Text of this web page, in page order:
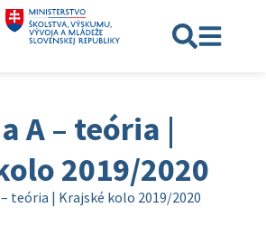
A – teória |
2019/2020
teória | Krajské kolo 2019/2020